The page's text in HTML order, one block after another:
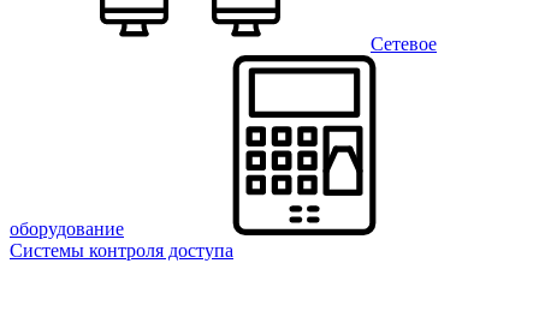
Сетевое
оборудование
Системы контроля доступа